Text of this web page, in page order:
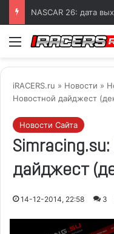
Меню
iRACERS.ru » Новости »
Новостной дайджест
Новости Сайта
дайджест
14-12-2014, 22:58 3